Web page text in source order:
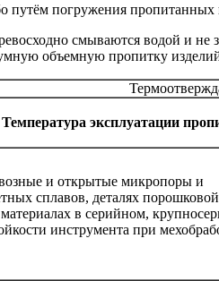
путём погружения
смываются водой и не
объемную пропитку
Температура эксплуатации
и открытые микропоры и
сплавов, деталях порошковой
в серийном,
инструмента при